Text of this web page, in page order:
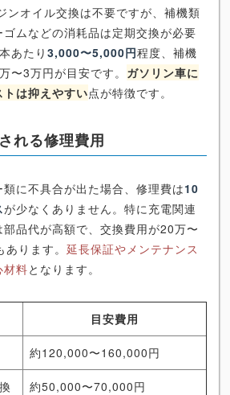
ンオイル交換は不要ですが、補機類
ムなどの消耗品は定期交換が必要
あたり 3,000〜5,000円程度、補機
〜3万円が目安です。 ガソリン車に
は抑えやすい点が特徴です。
れる修理費用
に不具合が出た場合、修理費は10
が少なくありません。特に充電関連
品代が高額で、交換費用が20万〜
ります。 延長保証やメンテナンス
材料となります。
目安費用
約120,000〜160,000円
約50,000〜70,000円